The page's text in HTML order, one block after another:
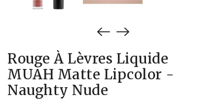
Rouge À Lèvres Liquide
MUAH Matte Lipcolor -
Naughty Nude